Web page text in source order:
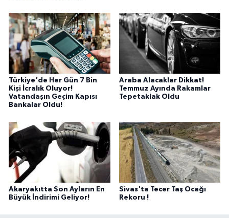
Türkiye'de Her Gün 7 Bin
Kişi İcralık Oluyor!
Vatandaşın Geçim Kapısı
Bankalar Oldu!
Araba Alacaklar Dikkat!
Temmuz Ayında Rakamlar
Tepetaklak Oldu
Akaryakıtta Son Ayların En
Büyük İndirimi Geliyor!
Sivas'ta Tecer Taş Ocağı
Rekoru !